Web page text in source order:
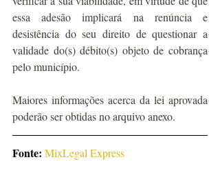
essa adesão implicará na renúncia e
desistência do seu direito de questionar a
validade do(s) débito(s) objeto de cobrança
pelo município.
Maiores informações acerca da lei aprovada
poderão ser obtidas no arquivo anexo.
Fonte: MixLegal Express